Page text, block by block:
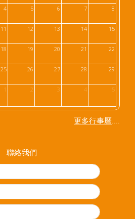
4 5 6 7 8
11 12 13 14 15
18 19 20 21 22
25 26 27 28 29
1 2 3 4 5
更多行事曆
聯絡我們